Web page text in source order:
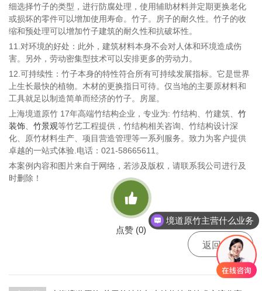
细选择竹子的类型，进行防腐处理，使用辅助材料并定期更换老化
或损坏的零件可以增加使用寿命。竹子。房子的耐久性。竹子的收
缩和预处理可以增加竹子建筑的耐久性和抗破坏性。
11.对环境的好处：此外，建筑材料本身不会对人体和环境造成伤
害。另外，劳动密集型技术可以安排更多的劳动力。
12.可持续性：竹子本身的特性符合所有可持续发展指标。它是世界
上生长最快的植物。木材的更换指日可待。仅当地的主要原材料和
工具就足以制造简单而经济的竹子。房屋。
上海境道原竹 17年高端竹结构企业，专业为: 竹结构、竹建筑、 竹
装饰
竹景观等竹艺工程提供，竹结构相关咨询、竹结构设计深
化、原竹材料生产、项目营造管理等一系列服务。致力为客户提供
卓越的一站式体验.电话：021-58665611。
本案例内容和图片来自于网络，若涉及版权，请联系我公司进行及
时删除！

点赞 (0)
返回

境道原竹主营什么业务